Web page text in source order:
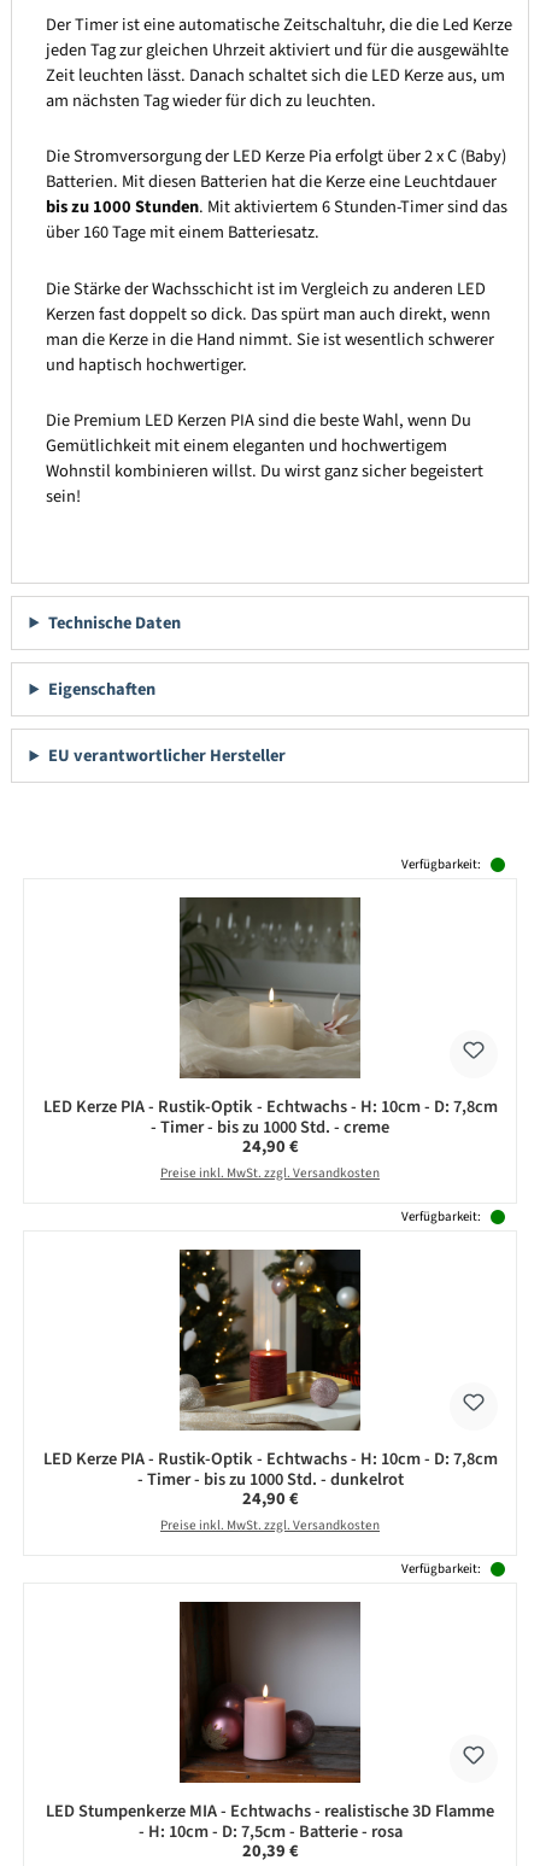
Der Timer ist eine automatische Zeitschaltuhr, die die Led Kerze
jeden Tag zur gleichen Uhrzeit aktiviert und für die ausgewählte
Zeit leuchten lässt. Danach schaltet sich die LED Kerze aus, um
am nächsten Tag wieder für dich zu leuchten.
Die Stromversorgung der LED Kerze Pia erfolgt über 2 x C (Baby)
Batterien. Mit diesen Batterien hat die Kerze eine Leuchtdauer
bis zu 1000 Stunden. Mit aktiviertem 6 Stunden-Timer sind das
über 160 Tage mit einem Batteriesatz.
Die Stärke der Wachsschicht ist im Vergleich zu anderen LED
Kerzen fast doppelt so dick. Das spürt man auch direkt, wenn
man die Kerze in die Hand nimmt. Sie ist wesentlich schwerer
und haptisch hochwertiger.
Die Premium LED Kerzen PIA sind die beste Wahl, wenn Du
Gemütlichkeit mit einem eleganten und hochwertigem
Wohnstil kombinieren willst. Du wirst ganz sicher begeistert
sein!
Technische Daten
Eigenschaften
EU verantwortlicher Hersteller
Verfügbarkeit:
LED Kerze PIA - Rustik-Optik - Echtwachs - H: 10cm - D: 7,8cm
- Timer - bis zu 1000 Std. - creme
Regulärer Preis:
24,90 €
Preise inkl. MwSt. zzgl. Versandkosten
Verfügbarkeit:
LED Kerze PIA - Rustik-Optik - Echtwachs - H: 10cm - D: 7,8cm
- Timer - bis zu 1000 Std. - dunkelrot
Regulärer Preis:
24,90 €
Preise inkl. MwSt. zzgl. Versandkosten
Verfügbarkeit:
LED Stumpenkerze MIA - Echtwachs - realistische 3D Flamme
- H: 10cm - D: 7,5cm - Batterie - rosa
Regulärer Preis:
20,39 €